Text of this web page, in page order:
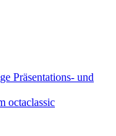
Präsentations- und